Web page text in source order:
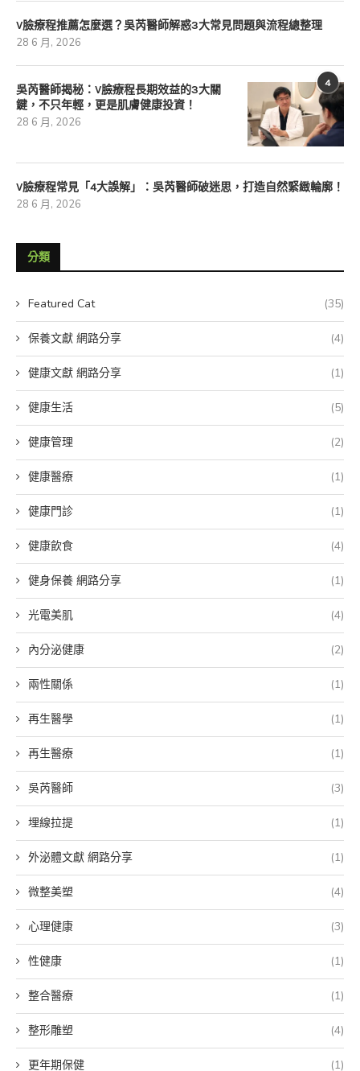
V臉療程推薦怎麼選？吳芮醫師解惑3大常見問題與流程總整理
28 6 月, 2026
4
吳芮醫師揭秘：V臉療程長期效益的3大關
鍵，不只年輕，更是肌膚健康投資！
28 6 月, 2026
V臉療程常見「4大誤解」：吳芮醫師破迷思，打造自然緊緻輪廓！
28 6 月, 2026
分類
Featured Cat (35)
保養文獻 網路分享 (4)
健康文獻 網路分享 (1)
健康生活 (5)
健康管理 (2)
健康醫療 (1)
健康門診 (1)
健康飲食 (4)
健身保養 網路分享 (1)
光電美肌 (4)
內分泌健康 (2)
兩性關係 (1)
再生醫學 (1)
再生醫療 (1)
吳芮醫師 (3)
埋線拉提 (1)
外泌體文獻 網路分享 (1)
微整美塑 (4)
心理健康 (3)
性健康 (1)
整合醫療 (1)
整形雕塑 (4)
更年期保健 (1)